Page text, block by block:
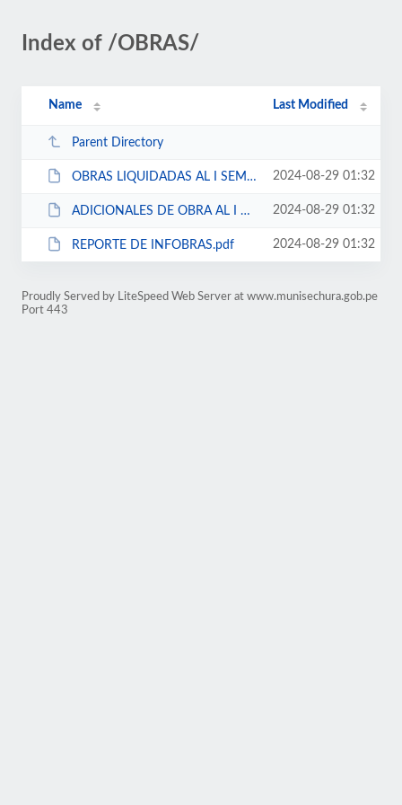
Index of /OBRAS/
Name Last Modified
Parent Directory
OBRAS LIQUIDADAS AL I SEMESTRE 2024.pdf 2024-08-29 01:32
ADICIONALES DE OBRA AL I SEMESTRE 2024.pdf 2024-08-29 01:32
REPORTE DE INFOBRAS.pdf 2024-08-29 01:32
Proudly Served by LiteSpeed Web Server at www.munisechura.gob.pe
Port 443